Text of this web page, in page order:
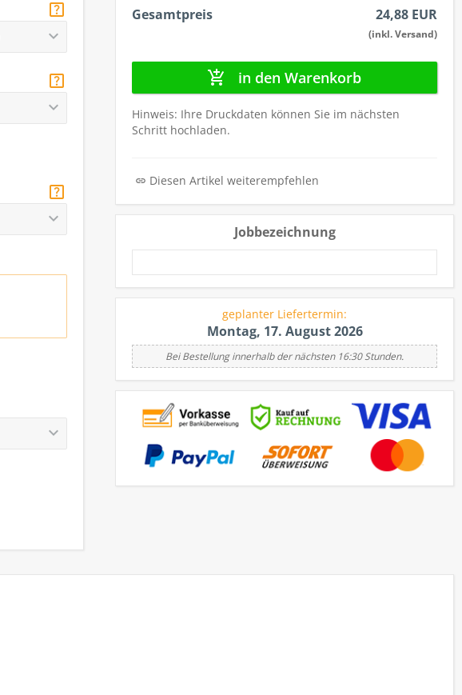
Gesamtpreis 24,88 EUR
(inkl. Versand)
in den Warenkorb
Hinweis: Ihre Druckdaten können Sie im nächsten
Schritt hochladen.
Diesen Artikel weiterempfehlen
Jobbezeichnung
geplanter Liefertermin:
Montag, 17. August 2026
Bei Bestellung innerhalb der nächsten 16:30 Stunden.